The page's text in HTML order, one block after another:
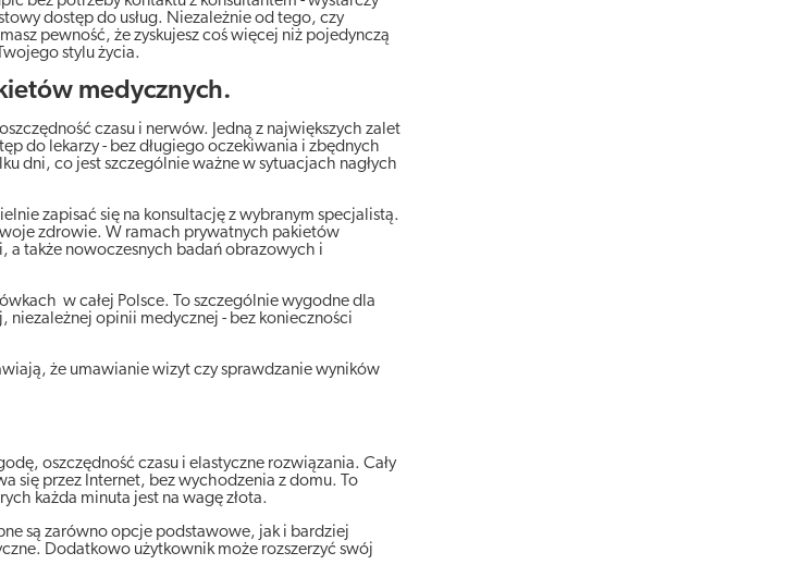
dostęp do usług. Niezależnie od tego, czy
pewność, że zyskujesz coś więcej niż pojedynczą
stylu życia.
medycznych.
czasu i nerwów. Jedną z największych zalet
do lekarzy - bez długiego oczekiwania i zbędnych
dni, co jest szczególnie ważne w sytuacjach nagłych
zapisać się na konsultację z wybranym specjalistą.
zdrowie. W ramach prywatnych pakietów
a także nowoczesnych badań obrazowych i
w całej Polsce. To szczególnie wygodne dla
niezależnej opinii medycznej - bez konieczności
że umawianie wizyt czy sprawdzanie wyników
oszczędność czasu i elastyczne rozwiązania. Cały
się przez Internet, bez wychodzenia z domu. To
każda minuta jest na wagę złota.
są zarówno opcje podstawowe, jak i bardziej
Dodatkowo użytkownik może rozszerzyć swój